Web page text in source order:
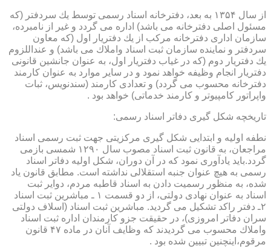
از سال ۱۳۵۴ به بعد، دفترخانه اسناد رسمی توسط یك سردفتر (كه
مسئول اصلی دفترخانه می باشد) اداره می گردد و غیر از نامبرده،
سازمان اداری دفترخانه مركب از یك دفتریار اول (كه معاون
سردفتر و نماینده سازمان ثبت اسناد واملاك می باشد) و عنداللزوم
یك دفتریار دوم (كه در غیاب دفتریار اول، به عنوان جانشین قانونی
دفتریار انجام وظیفه خواهد نمود و در سایر موارد به عنوان كارمند
دفترخانه محسوب می گردد) و تعدادی كارمند (سندنویس، ثبات
واپراتور كامپیوتر و كارمند خدماتی) خواهد بود .
تاریخچه شكل گیری دفاتر اسناد رسمی:
نطفه اولیه و ابتدایی شكل گیری مركزیتی جهت ثبت رسمی اسناد
مراجعان، به قانون ثبت اسناد مصوب سال ۱۲۹۰ شمسی بازمی
گردد.باید یادآوری نمود كه در آن دوران، شكل اولیه دفاتر اسناد
رسمی به هیچ عنوان جنبه استقلالی نداشته است. مطابق قانون یاد
شده، به منظور رسمیت دادن به اسناد قاطبه مردم، دوایر ثبت
اسناد به عنوان نهادی دولتی، از دو قسمت ۱ ـ مباشرین ثبت اسناد
۲ـ دفتر راكد تشكیل می گردید. مباشرین ثبت اسناد (اسلاف دولتی
سران دفاتر امروزی)، در حقیقت جزو كارمندان اداره ثبت اسناد
واملاك محسوب می گردیدند كه وظایف آنان در ماده ۴۷ قانون
مرقوم،اینچنین تبیین شده بود .